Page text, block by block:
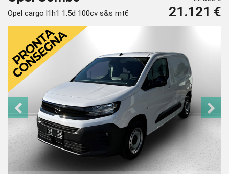
Opel cargo l1h1 1.5d 100cv s&s mt6 21.121 €